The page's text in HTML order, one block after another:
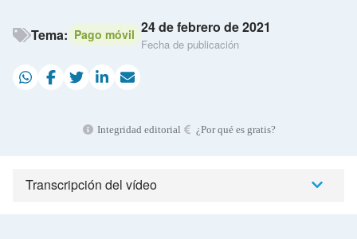
Tema: Pago móvil 24 de febrero de 2021
Fecha de publicación
Integridad editorial ¿Por qué es gratis?
Transcripción del vídeo